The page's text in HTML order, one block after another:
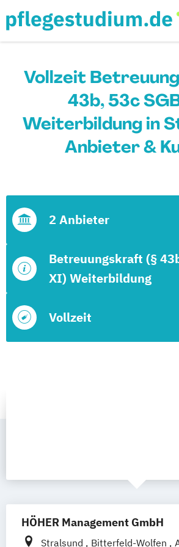
Vollzeit
43b, 53c
Weiterbildung in
Anbieter &
Vollzeit
Betreuungskraft (§
XI) Weiterbildung
2 Anbieter
HÖHER Management GmbH
Stralsund Bitterfeld-Wolfen